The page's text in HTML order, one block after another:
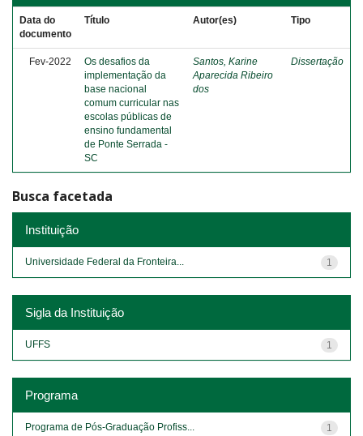
Data do
documento
Título Autor(es) Tipo
Fev-2022
Os desafios da
implementação da
base nacional
comum curricular nas
escolas públicas de
ensino fundamental
de Ponte Serrada -
SC
Santos, Karine
Aparecida Ribeiro
dos
Dissertação
Busca facetada
Instituição
1
Universidade Federal da Fronteira...
Sigla da Instituição
1
UFFS
Programa
1
Programa de Pós-Graduação Profiss...